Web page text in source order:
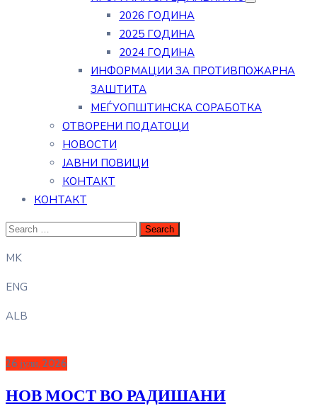
2026 ГОДИНА
2025 ГОДИНА
2024 ГОДИНА
ИНФОРМАЦИИ ЗА ПРОТИВПОЖАРНА
ЗАШТИТА
МЕЃУОПШТИНСКА СОРАБОТКА
ОТВОРЕНИ ПОДАТОЦИ
НОВОСТИ
ЈАВНИ ПОВИЦИ
КОНТАКТ
КОНТАКТ
MK
ENG
ALB
26 јули, 2026
НОВ МОСТ ВО РАДИШАНИ